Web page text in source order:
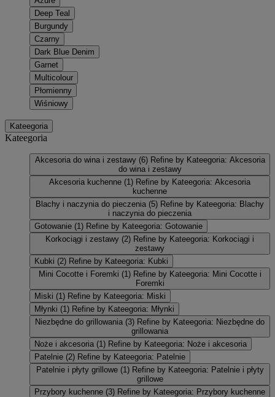
Deep Teal
Burgundy
Czarny
Dark Blue Denim
Garnet
Multicolour
Płomienny
Wiśniowy
Kateegoria
Kateegoria
Akcesoria do wina i zestawy (6) Refine by Kateegoria: Akcesoria
do wina i zestawy
Akcesoria kuchenne (1) Refine by Kateegoria: Akcesoria
kuchenne
Blachy i naczynia do pieczenia (5) Refine by Kateegoria: Blachy
i naczynia do pieczenia
Gotowanie (1) Refine by Kateegoria: Gotowanie
Korkociągi i zestawy (2) Refine by Kateegoria: Korkociągi i
zestawy
Kubki (2) Refine by Kateegoria: Kubki
Mini Cocotte i Foremki (1) Refine by Kateegoria: Mini Cocotte i
Foremki
Miski (1) Refine by Kateegoria: Miski
Młynki (1) Refine by Kateegoria: Młynki
Niezbędne do grillowania (3) Refine by Kateegoria: Niezbędne do
grillowania
Noże i akcesoria (1) Refine by Kateegoria: Noże i akcesoria
Patelnie (2) Refine by Kateegoria: Patelnie
Patelnie i płyty grillowe (1) Refine by Kateegoria: Patelnie i płyty
grillowe
Przybory kuchenne (3) Refine by Kateegoria: Przybory kuchenne